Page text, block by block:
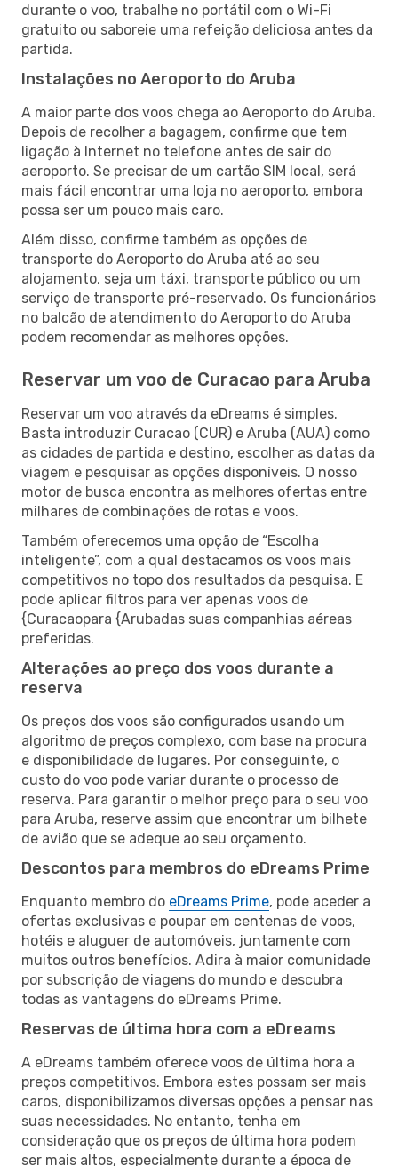
durante o voo, trabalhe no portátil com o Wi-Fi
gratuito ou saboreie uma refeição deliciosa antes da
partida.
Instalações no Aeroporto do Aruba
A maior parte dos voos chega ao Aeroporto do Aruba.
Depois de recolher a bagagem, confirme que tem
ligação à Internet no telefone antes de sair do
aeroporto. Se precisar de um cartão SIM local, será
mais fácil encontrar uma loja no aeroporto, embora
possa ser um pouco mais caro.
Além disso, confirme também as opções de
transporte do Aeroporto do Aruba até ao seu
alojamento, seja um táxi, transporte público ou um
serviço de transporte pré-reservado. Os funcionários
no balcão de atendimento do Aeroporto do Aruba
podem recomendar as melhores opções.
Reservar um voo de Curacao para Aruba
Reservar um voo através da eDreams é simples.
Basta introduzir Curacao (CUR) e Aruba (AUA) como
as cidades de partida e destino, escolher as datas da
viagem e pesquisar as opções disponíveis. O nosso
motor de busca encontra as melhores ofertas entre
milhares de combinações de rotas e voos.
Também oferecemos uma opção de “Escolha
inteligente”, com a qual destacamos os voos mais
competitivos no topo dos resultados da pesquisa. E
pode aplicar filtros para ver apenas voos de
{Curacaopara {Arubadas suas companhias aéreas
preferidas.
Alterações ao preço dos voos durante a
reserva
Os preços dos voos são configurados usando um
algoritmo de preços complexo, com base na procura
e disponibilidade de lugares. Por conseguinte, o
custo do voo pode variar durante o processo de
reserva. Para garantir o melhor preço para o seu voo
para Aruba, reserve assim que encontrar um bilhete
de avião que se adeque ao seu orçamento.
Descontos para membros do eDreams Prime
Enquanto membro do eDreams Prime, pode aceder a
ofertas exclusivas e poupar em centenas de voos,
hotéis e aluguer de automóveis, juntamente com
muitos outros benefícios. Adira à maior comunidade
por subscrição de viagens do mundo e descubra
todas as vantagens do eDreams Prime.
Reservas de última hora com a eDreams
A eDreams também oferece voos de última hora a
preços competitivos. Embora estes possam ser mais
caros, disponibilizamos diversas opções a pensar nas
suas necessidades. No entanto, tenha em
consideração que os preços de última hora podem
ser mais altos, especialmente durante a época de